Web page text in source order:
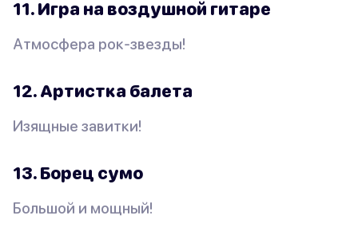
11. Игра на воздушной гитаре
Атмосфера рок-звезды!
12. Артистка балета
Изящные завитки!
13. Борец сумо
Большой и мощный!